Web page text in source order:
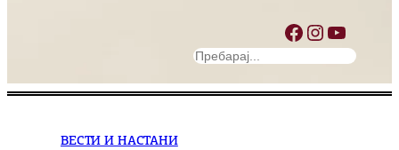
Facebook Instagram YouTube
S
a
ВЕСТИ И НАСТАНИ